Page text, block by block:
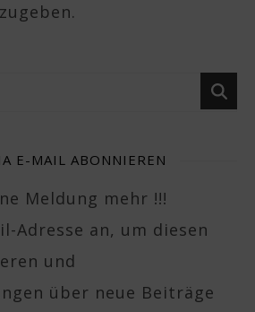
E-MAIL ABONNIEREN
Meldung mehr !!!
Adresse an, um diesen
und
über neue Beiträge